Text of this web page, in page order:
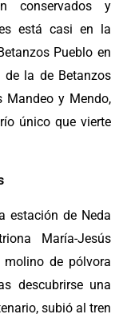
conservados y
está casi en la
Pueblo en
la de Betanzos
Mandeo y Mendo,
único que vierte
estación de Neda
María-Jesús
de pólvora
descubrirse una
subió al tren